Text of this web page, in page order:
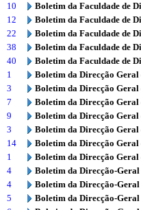
10
Boletim da Faculdade de
12
Boletim da Faculdade de
22
Boletim da Faculdade de
38
Boletim da Faculdade de
40
Boletim da Faculdade de
1
Boletim da Direcção Geral
3
Boletim da Direcção Geral
7
Boletim da Direcção Geral
9
Boletim da Direcção Geral
3
Boletim da Direcção Geral
14
Boletim da Direcção Geral
1
Boletim da Direcção
4
Boletim da Direcção-Geral
4
Boletim da Direcção-Geral
5
Boletim da Direcção-Geral